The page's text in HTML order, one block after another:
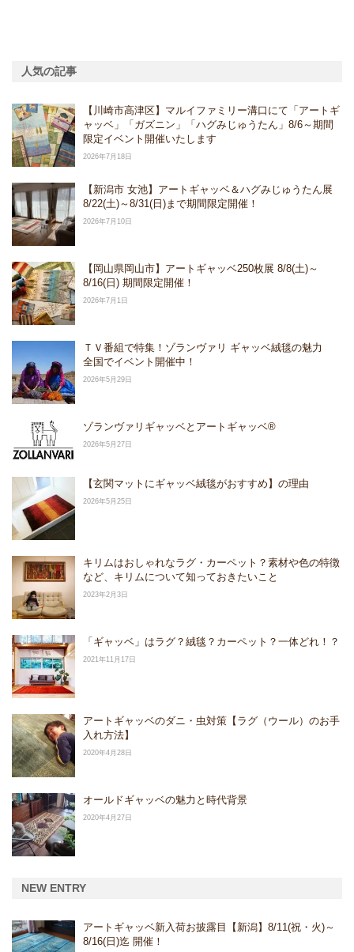
人気の記事
【川崎市高津区】マルイファミリー溝口にて「アートギ
ャッベ」「ガズニン」「ハグみじゅうたん」8/6～期間
限定イベント開催いたします
2026年7月18日
【新潟市 女池】アートギャッベ＆ハグみじゅうたん展
8/22(土)～8/31(日)まで期間限定開催！
2026年7月10日
【岡山県岡山市】アートギャッベ250枚展 8/8(土)～
8/16(日) 期間限定開催！
2026年7月1日
ＴＶ番組で特集！ゾランヴァリ ギャッベ絨毯の魅力
全国でイベント開催中！
2026年5月29日
ゾランヴァリギャッベとアートギャッベ®
2026年5月27日
【玄関マットにギャッベ絨毯がおすすめ】の理由
2026年5月25日
キリムはおしゃれなラグ・カーペット？素材や色の特徴
など、キリムについて知っておきたいこと
2023年2月3日
「ギャッベ」はラグ？絨毯？カーペット？一体どれ！？
2021年11月17日
アートギャッベのダニ・虫対策【ラグ（ウール）のお手
入れ方法】
2020年4月28日
オールドギャッベの魅力と時代背景
2020年4月27日
NEW ENTRY
アートギャッベ新入荷お披露目【新潟】8/11(祝・火)～
8/16(日)迄 開催！